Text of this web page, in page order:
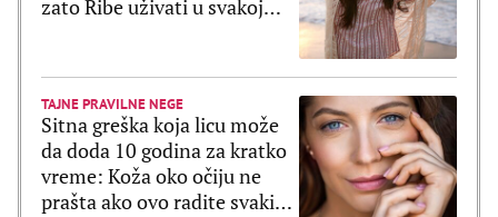
zato Ribe uživati u svakoj
TAJNE PRAVILNE NEGE
Sitna greška koja licu može
da doda 10 godina za kratko
vreme: Koža oko očiju ne
prašta ako ovo radite svaki